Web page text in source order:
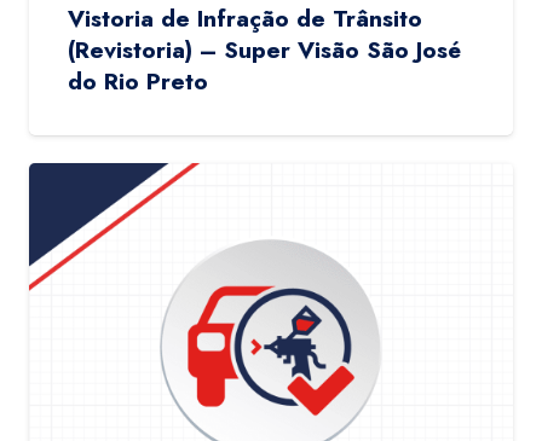
Vistoria de Infração de Trânsito
(Revistoria) – Super Visão São José
do Rio Preto